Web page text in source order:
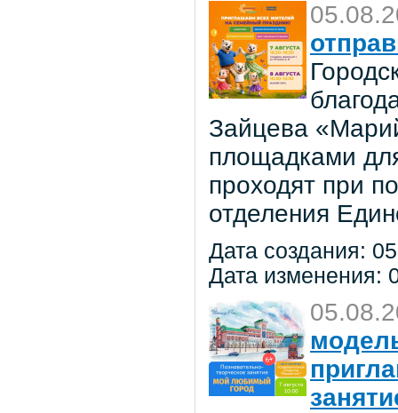
Зайцева
площадками
проходят при
отделения
Дата создания:
Дата изменения: